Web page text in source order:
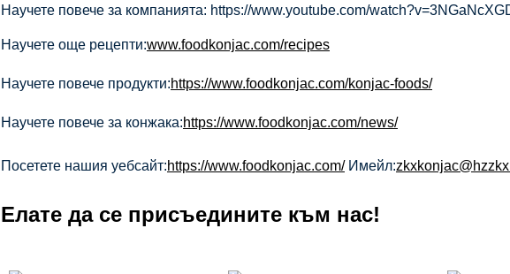
Научете повече за компанията: https://www.youtube.com/
Научете още рецепти:www.foodkonjac.com/recipes
Научете повече продукти:https://www.foodkonjac.com/konjac-foods/
Научете повече за конжака:https://www.foodkonjac.com/news/
Посетете нашия уебсайт:https://www.foodkonjac.com/ Имейл:
Елате да се присъедините към нас!